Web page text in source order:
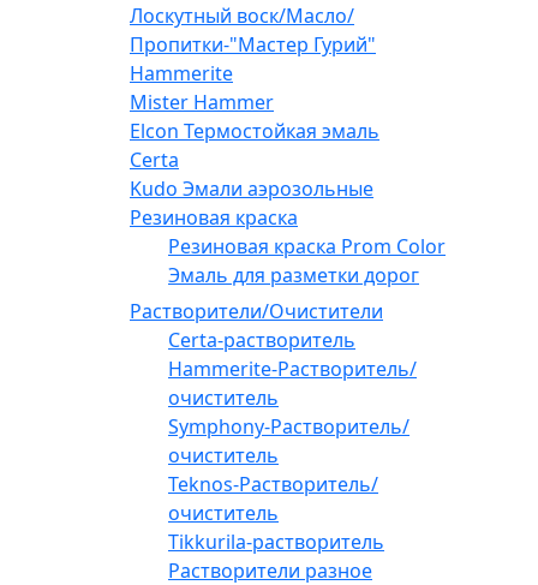
Лоскутный воск/Масло/
Пропитки-"Мастер Гурий"
Hammerite
Mister Hammer
Elcon Термостойкая эмаль
Certa
Kudo Эмали аэрозольные
Резиновая краска
Резиновая краска Prom Color
Эмаль для разметки дорог
Растворители/Очистители
Certa-растворитель
Hammerite-Растворитель/
очиститель
Symphony-Растворитель/
очиститель
Teknos-Растворитель/
очиститель
Tikkurila-растворитель
Растворители разное